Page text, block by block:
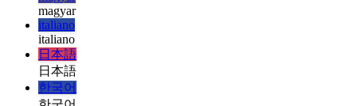
हिन्दी
हिन्दी
magyar
magyar
italiano
italiano
日本語